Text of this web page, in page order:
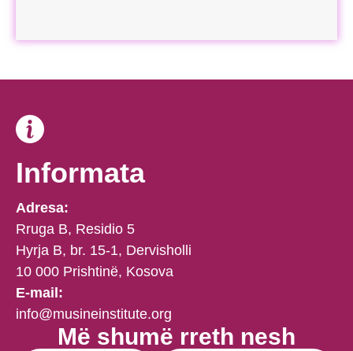
Informata
Adresa:
Rruga B, Residio 5
Hyrja B, br. 15-1, Dervisholli
10 000 Prishtinë, Kosova
E-mail:
info@musineinstitute.org
Më shumë rreth nesh